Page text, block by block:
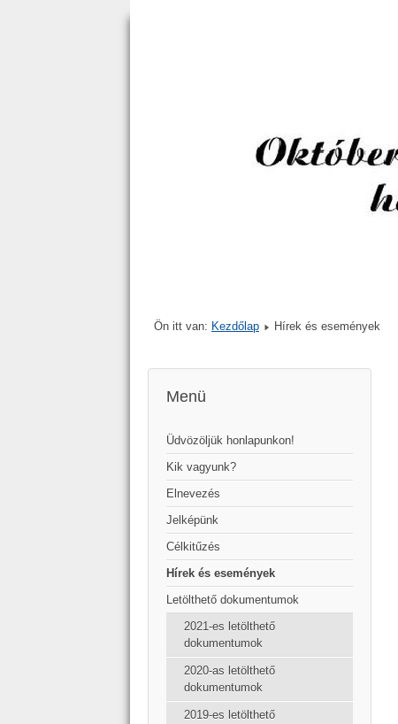
Ön itt van: Kezdőlap Hírek és események
Menü
Üdvözöljük honlapunkon!
Kik vagyunk?
Elnevezés
Jelképünk
Célkitűzés
Hírek és események
Letölthető dokumentumok
2021-es letölthető
dokumentumok
2020-as letölthető
dokumentumok
2019-es letölthető